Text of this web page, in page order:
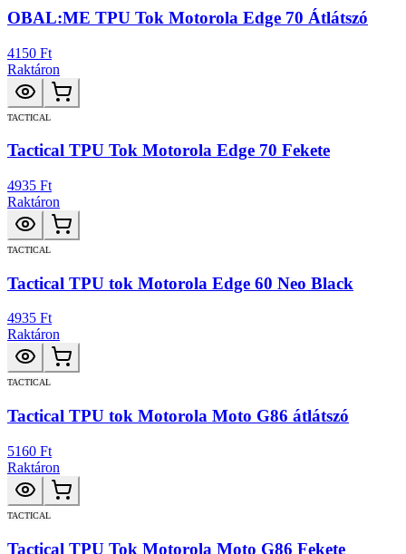
OBAL:ME TPU Tok Motorola Edge 70 Átlátszó
4150 Ft
Raktáron
TACTICAL
Tactical TPU Tok Motorola Edge 70 Fekete
4935 Ft
Raktáron
TACTICAL
Tactical TPU tok Motorola Edge 60 Neo Black
4935 Ft
Raktáron
TACTICAL
Tactical TPU tok Motorola Moto G86 átlátszó
5160 Ft
Raktáron
TACTICAL
Tactical TPU Tok Motorola Moto G86 Fekete